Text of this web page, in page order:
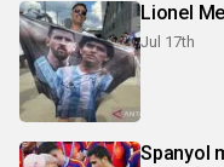
Lionel
Jul 17th
Spanyol